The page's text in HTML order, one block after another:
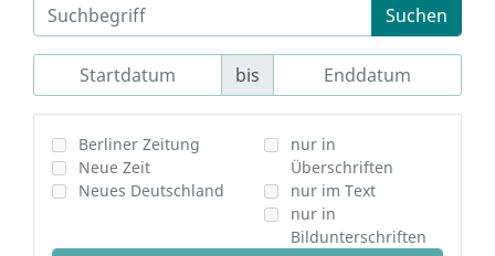
Suchen
bis
Berliner Zeitung
Neue Zeit
Neues Deutschland
nur in
Überschriften
nur im Text
nur in
Bildunterschriften